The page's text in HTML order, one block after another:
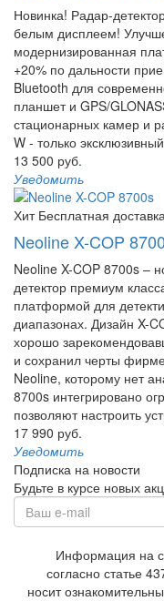
Новинка! Радар-
белым дисплеем!
модернизированная
+20% по дальности
Bluetooth для
планшет и GPS/
стационарных камер и
W - только
13 500 руб.
Уведомить
Хит Бесплатная доставка
Neoline X-COP
Neoline X-COP 8700s –
детектор премиум
платформой для
диапазонах. Дизайн X-
хорошо
и сохранил черты
Neoline, которому нет
8700s интегрировано
позволяют настроить
17 990 руб.
Уведомить
Подписка на новости
Будьте в курсе новых
Информация на
согласно статье
носит